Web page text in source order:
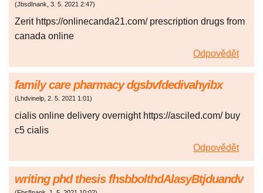
(JbsdInank, 3. 5. 2021 2:47)
Zerit https://onlinecanda21.com/ prescription drugs from
canada online
Odpovědět
family care pharmacy dgsbvfdedivahyibx
(Lhdvinelp, 2. 5. 2021 1:01)
cialis online delivery overnight https://asciled.com/ buy
c5 cialis
Odpovědět
writing phd thesis fhsbbolthdAlasyBtjduandv